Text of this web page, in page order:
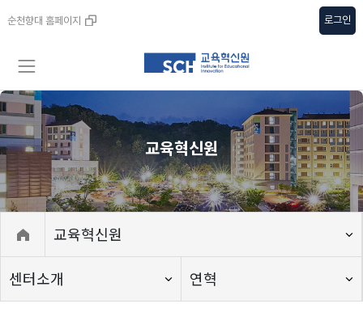
순천향대 홈페이지 로그인
교육혁신원
교육혁신원
센터소개 연혁